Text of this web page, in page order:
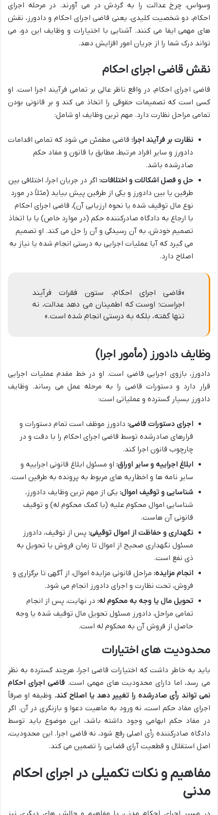
وسواس، چرخ عدالت را به گردش در می آورند. در مرحله اجرای
احکام، دو شخصیت کلیدی، یعنی قاضی اجرای احکام و دادورز، نقش
های مهمی ایفا می کنند. آشنایی با اختیارات و وظایف این دو، می
تواند درک شما را از جریان امور افزایش دهد.
نقش قاضی اجرای احکام
قاضی اجرای احکام، در واقع ناظر عالی بر تمامی فرآیند اجرا است. او
کسی است که تصمیمات حقوقی را اتخاذ می کند و بر قانونی بودن
تمامی مراحل نظارت دارد. مهم ترین وظایف او شامل:
نظارت بر فرآیند اجرا: قاضی مطمئن می شود که تمامی اقدامات
دادورز و سایر افراد مرتبط، مطابق با قانون و مفاد حکم
صادرشده باشد.
حل و فصل اشکالات و اختلافات: اگر در جریان اجرا، اختلافی بین
طرفین یا بین دادورز و یکی از طرفین پیش بیاید (مثلاً در مورد
نوع مال توقیف شده یا نحوه ارزیابی آن)، قاضی اجرای احکام
با ارجاع به دادگاه صادرکننده حکم (در موارد خاص) یا با اتخاذ
تصمیم خودش، به آن رسیدگی و آن را حل می کند. او تصمیم
می گیرد که آیا عملیات اجرایی به درستی انجام شده یا نیاز به
اصلاح دارد.
«قاضی اجرای احکام، ستون فقرات فرآیند
اجراست؛ اوست که اطمینان می دهد عدالت، نه
تنها گفته، بلکه به درستی انجام شده است.»
وظایف دادورز (مأمور اجرا)
دادورز، بازوی اجرایی قاضی است. او در خط مقدم عملیات اجرایی
قرار دارد و دستورات قاضی را به مرحله عمل می رساند. وظایف
دادورز بسیار گسترده و عملیاتی است:
اجرای دستورات قاضی: دادورز موظف است تمام دستورات و
قرارهای صادرشده توسط قاضی اجرای احکام را با دقت و در
چارچوب قانون اجرا کند.
ابلاغ اجراییه و سایر اوراق: او مسئول ابلاغ قانونی اجراییه و
سایر نامه ها و اخطاریه های مربوط به پرونده به طرفین است.
شناسایی و توقیف اموال: یکی از مهم ترین وظایف دادورز،
شناسایی اموال محکوم علیه (با کمک محکوم له) و توقیف
قانونی آن هاست.
نگهداری و حفاظت از اموال توقیفی: پس از توقیف، دادورز
مسئول نگهداری صحیح از اموال تا زمان فروش یا تحویل به
ذی نفع است.
انجام مزایده: مراحل قانونی مزایده اموال، از آگهی تا برگزاری و
فروش، تحت نظارت و اجرای دادورز انجام می شود.
تحویل مال یا وجه به محکوم له: در نهایت، پس از انجام
تمامی مراحل، دادورز مسئول تحویل مال توقیف شده یا وجه
حاصل از فروش آن به محکوم له است.
محدودیت های اختیارات
باید به خاطر داشت که اختیارات قاضی اجرا، هرچند گسترده به نظر
می رسد، اما دارای محدودیت های مهمی است.قاضی اجرای احکام
نمی تواند رأی صادرشده را تغییر دهد یا اصلاح کند. وظیفه او صرفاً
اجرای مفاد حکم است، نه ورود به ماهیت دعوا و بازنگری در آن. اگر
در مفاد حکم ابهامی وجود داشته باشد، این موضوع باید توسط
دادگاه صادرکننده رأی اصلی رفع شود، نه قاضی اجرا. این محدودیت،
اصل استقلال و قطعیت آرای قضایی را تضمین می کند.
مفاهیم و نکات تکمیلی در اجرای احکام
مدنی